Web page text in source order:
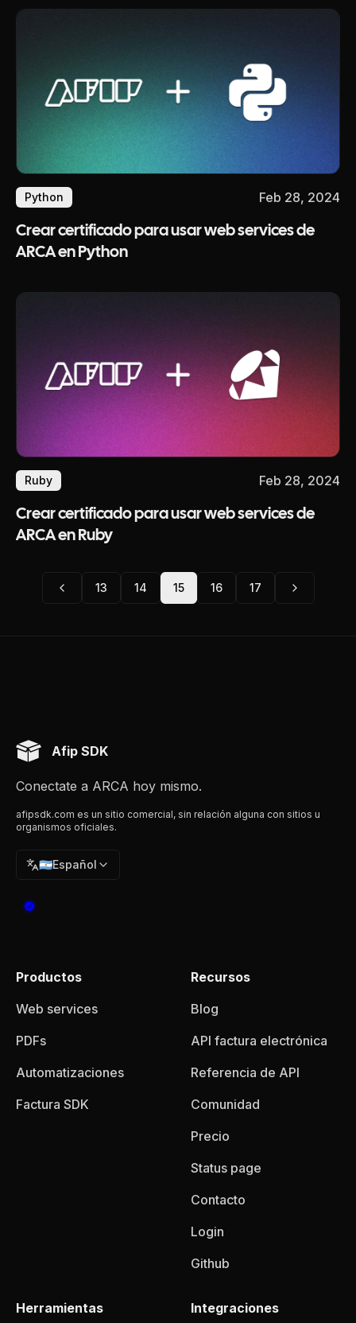
Python Feb 28, 2024
Crear certificado para usar web services de
ARCA en Python
Ruby Feb 28, 2024
Crear certificado para usar web services de
ARCA en Ruby
13 14 15 16 17
Afip SDK
Conectate a ARCA hoy mismo.
afipsdk.com es un sitio comercial, sin relación alguna con sitios u
organismos oficiales.
🇦🇷Español
Productos
Web services
PDFs
Automatizaciones
Factura SDK
Recursos
Blog
API factura electrónica
Referencia de API
Comunidad
Precio
Status page
Contacto
Login
Github
Herramientas
Integraciones